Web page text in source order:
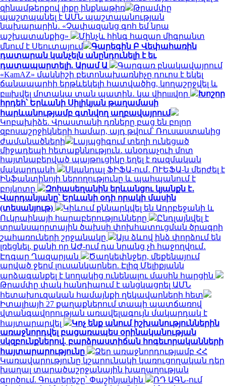
զինամթերքով լիքը ինքնաթիռ
Թրամփը
պաշտպանել է ԱՄՆ պաշտպանության
նախարարին․ «Չափազանց գոհ եմ նրա
աշխատանքից»
Մինչև հինգ հազար միգրանտ
մնում է Սեուտայում
Գարեգին Բ Վեփահառին
դատարան կանչելն անընդունելի է եւ
դատապարտելի. Արամ Ա
Գարգառ բնակավայրում
«KamAZ» մակնիշի բետոնախառնիչը դուրս է եկել
ճանապարհի երթևեկելի հատվածից, կողաշրջվել և
բшխվել մոտակա տան պատին․ կա վիրшվոր
Խոշոր
հրդեհ՝ Երևանի Սիլիկյան թաղամասի
հարևանությամբ գտնվող աղբավայրում
Կոբախիձե. Վրաստանի դռները բաց են բոլոր
զբոսաշրջիկների համար, այդ թվում՝ Ռուսաստանից
ժամանածների
Լայպցիգում տեղի ունեցած
միջադեպի հետաքննություն․ անօդաչուի մոտ
հայտնաբերված պայթուցիկը եղել է ռազմական
մակարդակի
Սկանդալ ՖԻՖԱ-ում․ ՈՒԵՖԱ-ն մերժել է
Ինֆանտինոյի ներողությունը և պահպանում է
բոյկոտը
Զոհասեղանին երևանցու կյանքն է․
Վարդանյանը՝ Երևանի օդի որակի մասին
(տեսանյութ)
Կիևում քննարկվել են Ադրբեջանի և
Ուկրաինայի հարաբերությունները
Ընդլայնվել է
տրանսպորտային ծախսի փոխհատուցման ծրագրի
շահառուների շրջանակը
Այս ձևով ինձ փորձում են
լռեցնել, քանի որ ԱԺ-ում դա նրանց չի հաջողվում․
Էդգար Ղազարյան
Ծաղկեփնջեր, մեքենայում
արված ջերմ լուսանկարներ. Էլիզ Մելիքյանն
արձագանքել է կողակից ունենալու մասին հարցին
Թրամփը փակ հանդիպում է անցկացրել ԱՄՆ
հետախուզական համայնքի ղեկավարների հետ
Իտալիայի 27 քաղաքներում տապի պատճառով
վտանգավորության առավելագույն մակարդակ է
հայտարարվել
Կոչ ենք անում իշխանություններին
առաջնորդվել բացառապես օրինականության
սկզբունքներով. բարձրաստիճան հոգեւորականների
հայտարարությունը
Ձեր առաջնորդությամբ ՀՀ
Կառավարությունը կշարունակի կառուցողական դեր
խաղալ տարածաշրջանային խաղաղության
գործում. Գուտերեշը՝ Փաշինյանին
ՌԴ ԱԳՆ-ում